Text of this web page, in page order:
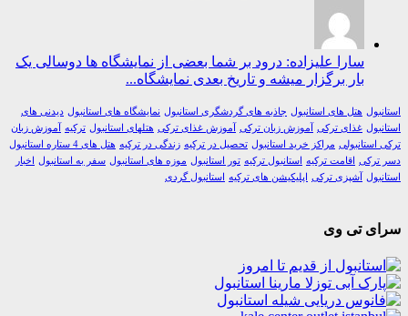
سارا علیزاده: درود بر شما بعضی از نمایشگاه ها دوسالی یک
بار برگزار میشه و تاریخ بعدی نمایشگاه...
هتل های استانبول جاذبه های گردشگری استانبول نمایشگاه های استانبول دیدنی های
غذای ترکی آموزش زبان ترکی آموزش غذای ترکی هتلهای استانبول ترکیه آموزش زبان
مراکز خرید استانبول تحصیل در ترکیه زندگی در ترکیه
هتل های 4 ستاره استانبول
اقامت ترکیه استانبول ترکیه تور استانبول موزه های استانبول سفر به استانبول اخبار
آشپزی ترکی اپلیکیشن های ترکیه استانبول گردی
تی وی